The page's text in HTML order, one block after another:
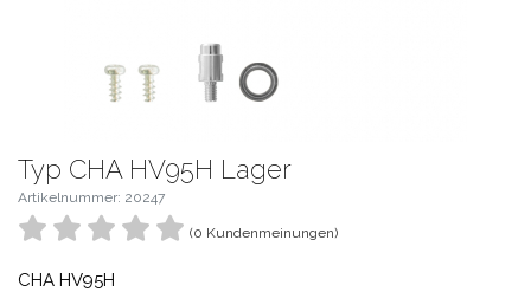
Typ CHA HV95H Lager
Artikelnummer: 20247
(0 Kundenmeinungen)
CHA HV95H